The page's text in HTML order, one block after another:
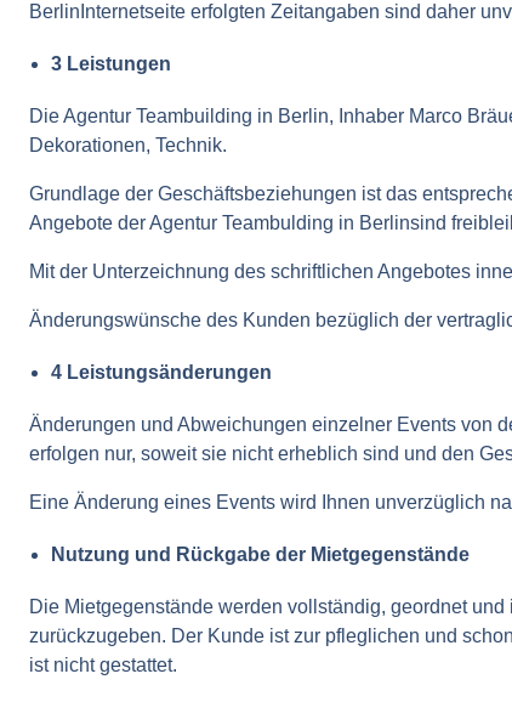
BerlinInternetseite erfolgten Zeitangaben sind daher
3 Leistungen
Die Agentur Teambuilding in Berlin, Inhaber Marco
Dekorationen, Technik.
Grundlage der Geschäftsbeziehungen ist das
Angebote der Agentur Teambulding in Berlinsind
Mit der Unterzeichnung des schriftlichen Angebotes
Änderungswünsche des Kunden bezüglich der
4 Leistungsänderungen
Änderungen und Abweichungen einzelner Events von
erfolgen nur, soweit sie nicht erheblich sind und den
Eine Änderung eines Events wird Ihnen unverzüglich
Nutzung und Rückgabe der Mietgegenstände
Die Mietgegenstände werden vollständig, geordnet
zurückzugeben. Der Kunde ist zur pfleglichen und
ist nicht gestattet.